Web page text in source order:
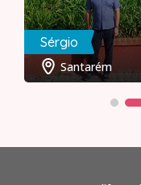
Sérgio
Santarém